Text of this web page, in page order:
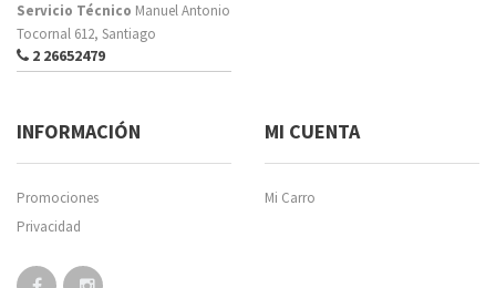
Servicio Técnico Manuel Antonio
Tocornal 612, Santiago
2 26652479
INFORMACIÓN
Promociones
Privacidad
MI CUENTA
Mi Carro